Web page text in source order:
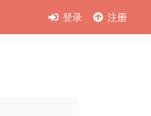
登录 注册